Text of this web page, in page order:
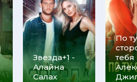
Звезда+1 -
Алайна
Салах
По